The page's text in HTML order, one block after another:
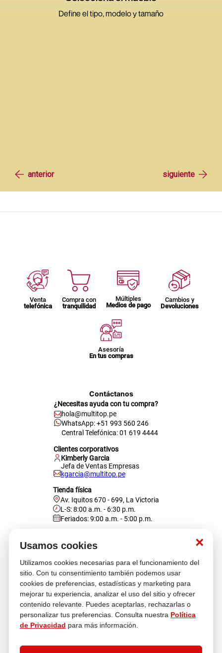
×
Usamos cookies
Utilizamos cookies necesarias para el funcionamiento del
sitio. Con tu consentimiento también podemos usar
cookies de preferencias, estadísticas y marketing para
mejorar tu experiencia, analizar el uso del sitio y ofrecer
contenido relevante. Puedes aceptarlas, rechazarlas o
personalizar tus preferencias. Consulta nuestra Política
de Privacidad para más información.
Venta
telefónica
Compra con
tranquilidad
Múltiples
Medios de pago
Cambios y
Devoluciones
Asesoría
En tus compras
Contáctanos
¿Necesitas ayuda con tu compra?
hola@multitop.pe
WhatsApp: +51 993 560 246
Central Telefónica: 01 619 4444
Clientes corporativos
Kimberly Garcia
Jefa de Ventas Empresas
kgarcia@multitop.pe
Tienda física
Av. Iquitos 670 - 699, La Victoria
L-S: 8:00 a.m. - 6:30 p.m.
Feriados: 9:00 a.m. - 5:00 p.m.
Atención al cliente
Descubre más